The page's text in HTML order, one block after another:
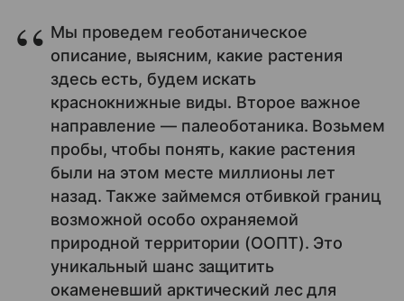
Мы проведем геоботаническое
описание, выясним, какие растения
здесь есть, будем искать
краснокнижные виды. Второе важное
направление — палеоботаника. Возьмем
пробы, чтобы понять, какие растения
были на этом месте миллионы лет
назад. Также займемся отбивкой границ
возможной особо охраняемой
природной территории (ООПТ). Это
уникальный шанс защитить
окаменевший арктический лес для